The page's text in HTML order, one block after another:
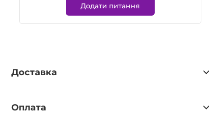
Додати питання
Доставка
Оплата